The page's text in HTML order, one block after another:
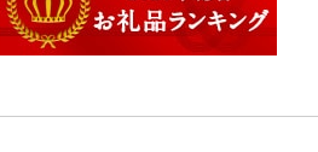
七飯町
北見市
会津若松市
大熊町
阿見町
那珂市
さいたま市
鴻巣市
白井市
成田市
文京区
大田区
阿智村
小川村
恵那市
白川町
磐田市
三島市
長久手市
豊川市
摂津市
島本町
赤穂市
相生市
五條市
香芝市
佐川町
梼原町
小郡市
福津市
苓北町
嘉島町
日置市
肝付町
国頭村
石垣市